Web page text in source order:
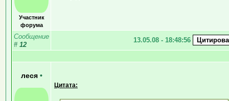
Участник
форума
Сообщение
# 12
13.05.08 - 18:48:56
леся •
Цитата: